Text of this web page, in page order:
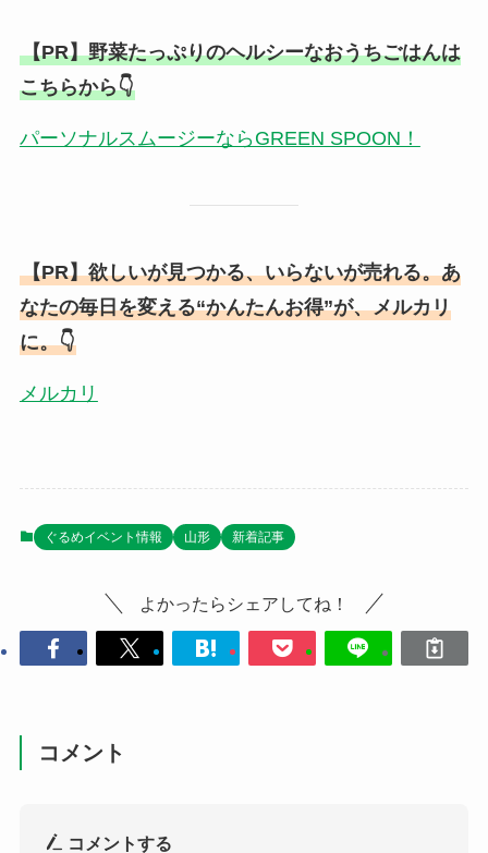
【PR】野菜たっぷりのヘルシーなおうちごはんは
こちらから👇
パーソナルスムージーならGREEN SPOON！
【PR】欲しいが見つかる、いらないが売れる。あ
なたの毎日を変える“かんたんお得”が、メルカリ
に。👇
メルカリ
ぐるめイベント情報 山形 新着記事
よかったらシェアしてね！
コメント
コメントする